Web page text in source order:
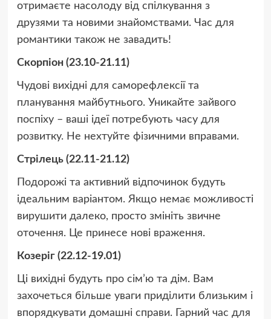
отримаєте насолоду від спілкування з
друзями та новими знайомствами. Час для
романтики також не завадить!
Скорпіон (23.10-21.11)
Чудові вихідні для саморефлексії та
планування майбутнього. Уникайте зайвого
поспіху – ваші ідеї потребують часу для
розвитку. Не нехтуйте фізичними вправами.
Стрілець (22.11-21.12)
Подорожі та активний відпочинок будуть
ідеальним варіантом. Якщо немає можливості
вирушити далеко, просто змініть звичне
оточення. Це принесе нові враження.
Козеріг (22.12-19.01)
Ці вихідні будуть про сім’ю та дім. Вам
захочеться більше уваги приділити близьким і
впорядкувати домашні справи. Гарний час для